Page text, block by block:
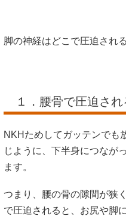
脚の神経はどこで圧迫され
１．腰骨で圧迫され
NKHためしてガッテンでも
じように、下半身につなが
ます。
つまり、腰の骨の隙間が狭
で圧迫されると、お尻や脚